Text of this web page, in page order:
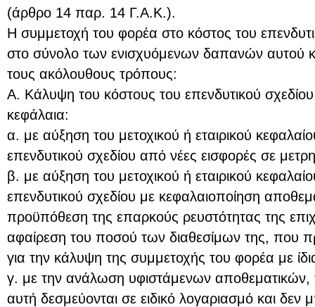
(άρθρο 14 παρ. 14 Γ.Α.Κ.).
Η συμμετοχή του φορέα στο κόστος του
στο σύνολο των ενισχυόμενων δαπανών αυτού
τους ακόλουθους τρόπους:
Α. Κάλυψη του κόστους του επενδυτικού
κεφάλαια:
α. με αύξηση του μετοχικού ή εταιρικού
επενδυτικού σχεδίου από νέες εισφορές σε
β. με αύξηση του μετοχικού ή εταιρικού
επενδυτικού σχεδίου με κεφαλαιοποίηση
προϋπόθεση της επαρκούς ρευστότητας της
αφαίρεση του ποσού των διαθεσίμων της, που
για την κάλυψη της συμμετοχής του φορέα με
γ. με την ανάλωση υφιστάμενων αποθεματικών,
αυτή δεσμεύονται σε ειδικό λογαριασμό και